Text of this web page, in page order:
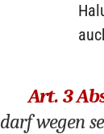
Art. 3
darf wegen